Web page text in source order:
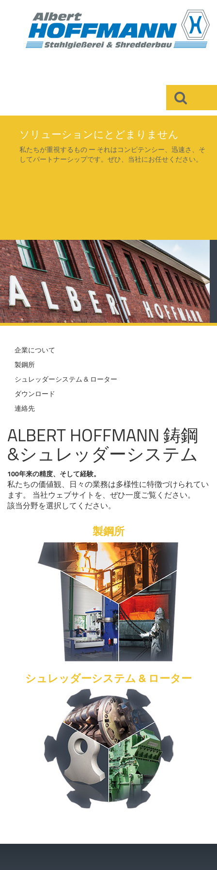
ソリューションにとどまりません
私たちが重視するもの ー それはコンピテンシー、迅速さ、そ
してパートナーシップです。ぜひ、当社にお任せください。
企業について
製鋼所
シュレッダーシステム & ローター
ダウンロード
連絡先
ALBERT HOFFMANN 鋳鋼
&シュレッダーシステム
100年来の精度、そして経験。
私たちの価値観、日々の業務は多様性に特徴づけられてい
ます。 当社ウェブサイトを、ぜひ一度ご覧ください。
該当分野を選択してください。
製鋼所
シュレッダーシステム & ローター